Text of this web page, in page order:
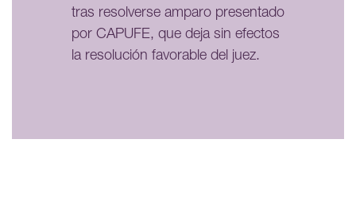
tras resolverse amparo presentado
por CAPUFE, que deja sin efectos
la resolución favorable del juez.